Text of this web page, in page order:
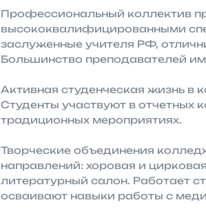
Профессиональный коллектив
высококвалифицированными
заслуженные учителя РФ,
Большинство преподавателей
Активная студенческая жизнь
Студенты участвуют в отчетных
традиционных мероприятиях.
Творческие объединения
направлений: хоровая и
литературный салон. Работает
осваивают навыки работы с